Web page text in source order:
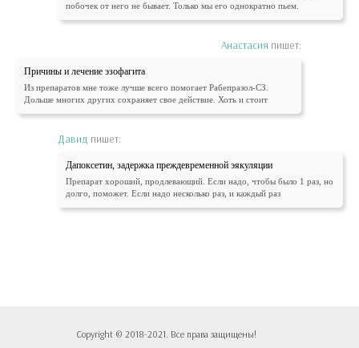
побочек от него не бывает. Только мы его однократно пьем.
Анастасия пишет:
Причины и лечение эзофагита
Из препаратов мне тоже лучше всего помогает Рабепразол-СЗ.
Дольше многих других сохраняет свое действие. Хоть и стоит
Давид пишет:
Дапоксетин, задержка преждевременной эякуляции
Препарат хороший, продлевающий. Если надо, чтобы было 1 раз, но
долго, поможет. Если надо несколько раз, и каждый раз
Copyright © 2018-2021. Все права защищены!